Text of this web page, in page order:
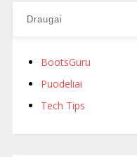
Draugai
BootsGuru
Puodeliai
Tech Tips